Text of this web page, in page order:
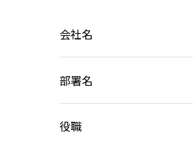
会社名
部署名
役職